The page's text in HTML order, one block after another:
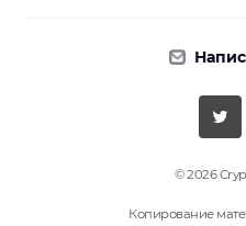
© 2026
Копирование